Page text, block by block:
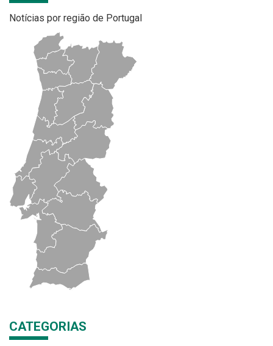
Notícias por região de Portugal
CATEGORIAS